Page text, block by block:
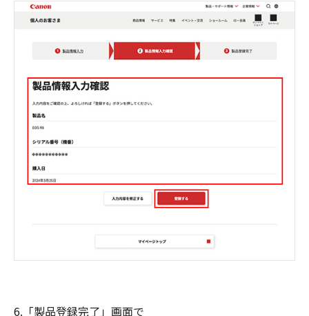
6.「製品登録完了」画面で